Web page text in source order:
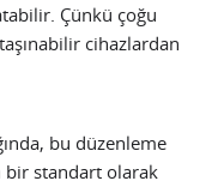
Çünkü çoğu
cihazlardan
bu düzenleme
bir standart olarak